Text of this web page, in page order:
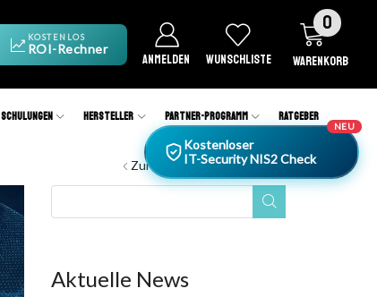
KOSTENLOS
ROI-Rechner
ANMELDEN WUNSCHLISTE
0
WARENKORB
Schulungen Hersteller Partner-Programm Ratgeber
Zurück zur vorherigen Seite
Aktuelle News
NEU
Kostenloser
IT-Security NIS2 Check